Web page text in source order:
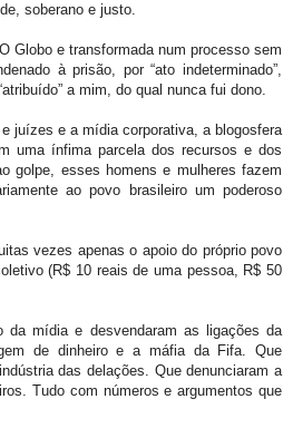
soberano e justo.
Globo e transformada num processo sem
à prisão, por “ato indeterminado”,
a mim, do qual nunca fui dono.
juízes e a mídia corporativa, a blogosfera
uma ínfima parcela dos recursos e dos
golpe, esses homens e mulheres fazem
ao povo brasileiro um poderoso
vezes apenas o apoio do próprio povo
(R$ 10 reais de uma pessoa, R$ 50
da mídia e desvendaram as ligações da
de dinheiro e a máfia da Fifa. Que
das delações. Que denunciaram a
Tudo com números e argumentos que